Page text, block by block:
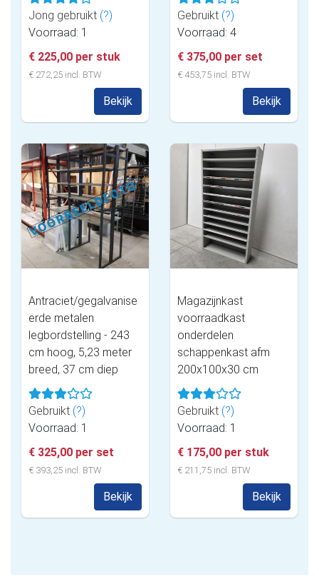
Jong gebruikt (?)
Voorraad: 1
€ 225,00 per stuk
€ 272,25 incl. BTW
Bekijk
Gebruikt (?)
Voorraad: 4
€ 375,00 per set
€ 453,75 incl. BTW
Bekijk
Antraciet/gegalvanise
erde metalen
legbordstelling - 243
cm hoog, 5,23 meter
breed, 37 cm diep
Gebruikt (?)
Voorraad: 1
€ 325,00 per set
€ 393,25 incl. BTW
Bekijk
Magazijnkast
voorraadkast
onderdelen
schappenkast afm
200x100x30 cm
Gebruikt (?)
Voorraad: 1
€ 175,00 per stuk
€ 211,75 incl. BTW
Bekijk